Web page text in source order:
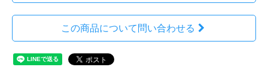
この商品について問い合わせる